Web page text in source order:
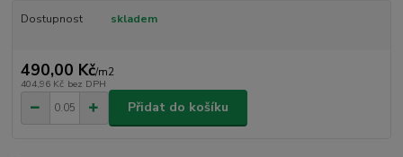
Dostupnost skladem
490,00 Kč/m2
404,96 Kč bez DPH
Přidat do košíku